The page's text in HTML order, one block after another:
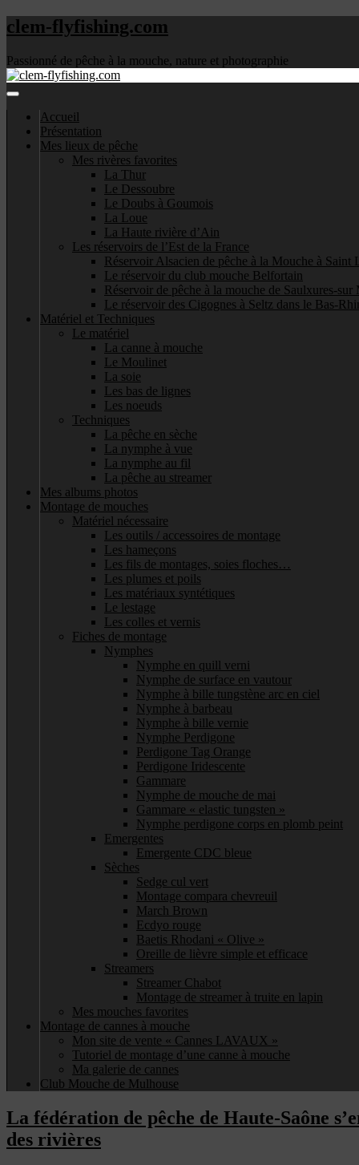
clem-flyfishing.com
Passionné de pêche à la mouche, nature et photographie
Accueil
Présentation
Mes lieux de pêche
Mes rivères favorites
La Thur
Le Dessoubre
Le Doubs à Goumois
La Loue
La Haute rivière d’Ain
Les réservoirs de l’Est de la France
Réservoir Alsacien de pêche à la Mouche à
Le réservoir du club mouche Belfortain
Réservoir de pêche à la mouche de Saulxures-sur
Le réservoir des Cigognes à Seltz dans le Bas-
Matériel et Techniques
Le matériel
La canne à mouche
Le Moulinet
La soie
Les bas de lignes
Les noeuds
Techniques
La pêche en sèche
La nymphe à vue
La nymphe au fil
La pêche au streamer
Mes albums photos
Montage de mouches
Matériel nécessaire
Les outils / accessoires de montage
Les hameçons
Les fils de montages, soies floches…
Les plumes et poils
Les matériaux syntétiques
Le lestage
Les colles et vernis
Fiches de montage
Nymphes
Nymphe en quill verni
Nymphe de surface en vautour
Nymphe à bille tungstène arc en ciel
Nymphe à barbeau
Nymphe à bille vernie
Nymphe Perdigone
Perdigone Tag Orange
Perdigone Iridescente
Gammare
Nymphe de mouche de mai
Gammare « elastic tungsten »
Nymphe perdigone corps en plomb peint
Emergentes
Emergente CDC bleue
Sèches
Sedge cul vert
Montage compara chevreuil
March Brown
Ecdyo rouge
Baetis Rhodani « Olive »
Oreille de lièvre simple et efficace
Streamers
Streamer Chabot
Montage de streamer à truite en lapin
Mes mouches favorites
Montage de cannes à mouche
Mon site de vente « Cannes LAVAUX »
Tutoriel de montage d’une canne à mouche
Ma galerie de cannes
Club Mouche de Mulhouse
La fédération de pêche de Haute-Saône
des rivières